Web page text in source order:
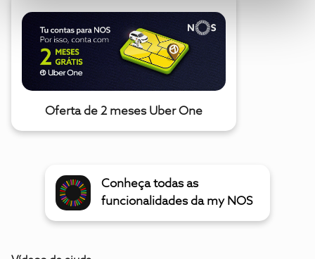
Oferta de 2 meses Uber One
Conheça todas as
funcionalidades da my NOS